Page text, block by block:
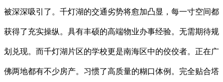
被深深吸引了。千灯湖的交通劣势将愈加凸显，每一寸空间都
获得了充实操纵。具有丰硕的高端物业办事经验。无需期待规
划兑现。而千灯湖片区的学校更是南海区中的佼佼者。正在广
佛两地都有不少房产。习惯了高质量的糊口体例。完全贴合塔